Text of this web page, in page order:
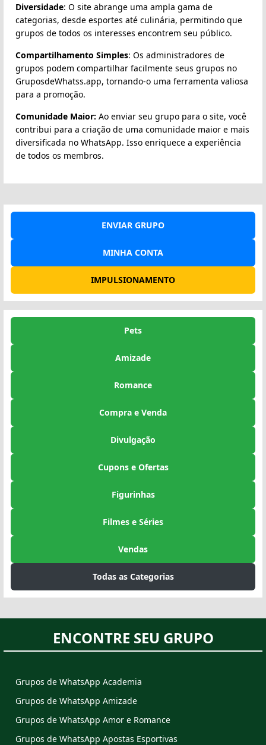
Diversidade: O site abrange uma ampla gama de
categorias, desde esportes até culinária, permitindo que
grupos de todos os interesses encontrem seu público.
Compartilhamento Simples: Os administradores de
grupos podem compartilhar facilmente seus grupos no
GruposdeWhatss.app, tornando-o uma ferramenta valiosa
para a promoção.
Comunidade Maior: Ao enviar seu grupo para o site, você
contribui para a criação de uma comunidade maior e mais
diversificada no WhatsApp. Isso enriquece a experiência
de todos os membros.
ENVIAR GRUPO
MINHA CONTA
IMPULSIONAMENTO
Pets
Amizade
Romance
Compra e Venda
Divulgação
Cupons e Ofertas
Figurinhas
Filmes e Séries
Vendas
Todas as Categorias
ENCONTRE SEU GRUPO
Grupos de WhatsApp Academia
Grupos de WhatsApp Amizade
Grupos de WhatsApp Amor e Romance
Grupos de WhatsApp Apostas Esportivas